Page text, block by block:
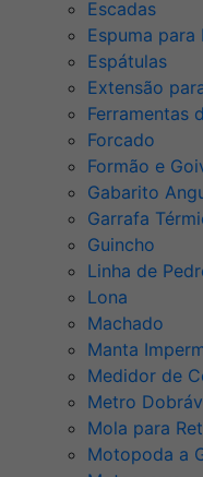
Escadas
Espuma para
Espátulas
Extensão
Ferramentas
Forcado
Formão e
Gabarito
Garrafa
Guincho
Linha de
Lona
Machado
Manta
Medidor de
Metro
Mola para
Motopoda a